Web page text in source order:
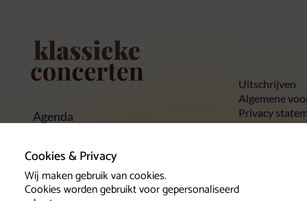
Cookies & Privacy
Wij maken gebruik van cookies.
Cookies worden gebruikt voor gepersonaliseerd
Agenda
Klassieke Top 10
Contact
Uitschrijven
Algemene
Privacy
Cookies